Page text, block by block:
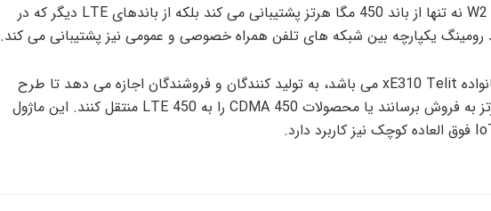
ماژول اینترنت اشیا W2 ME310G1 نه تنها از باند 450 مگا هرتز پشتیبانی می کند بلکه از باندهای LTE دیگر که در
رومینگ یکپارچه بین شبکه های تلفن همراه خصوصی و عمومی نیز پشتیبانی می کند.
W2 ME310G1 که عضوی از خانواده xE310 Telit می باشد، به تولید کنندگان و فروشندگان اجازه می دهد تا طرح
های خود را در بازار 450 مگاهرتز به فروش برسانند یا محصولات 450 CDMA را به 450 LTE منتقل کنند. این ماژول